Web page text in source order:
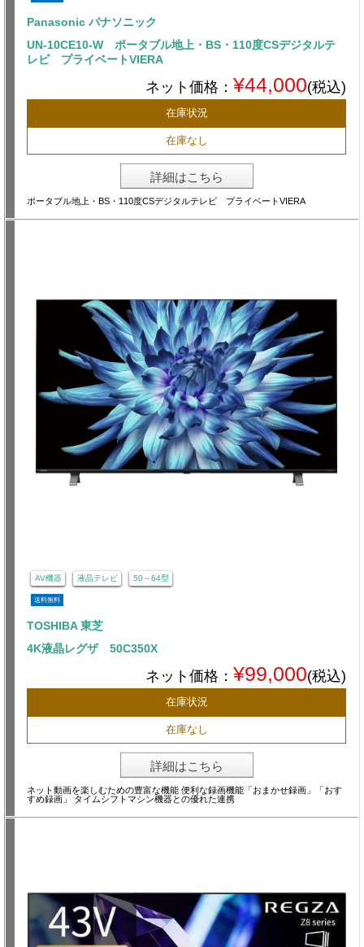
Panasonic パナソニック
UN-10CE10-W ポータブル地上・BS・110度CSデジタルテ
レビ プライベートVIERA
ネット価格： ¥44,000(税込)
在庫状況
在庫なし
詳細はこちら
ポータブル地上・BS・110度CSデジタルテレビ プライベートVIERA
AV機器 液晶テレビ 50～64型
送料無料
TOSHIBA 東芝
4K液晶レグザ 50C350X
ネット価格： ¥99,000(税込)
在庫状況
在庫なし
詳細はこちら
ネット動画を楽しむための豊富な機能 便利な録画機能「おまかせ録画」「おす
すめ録画」 タイムシフトマシン機器との優れた連携